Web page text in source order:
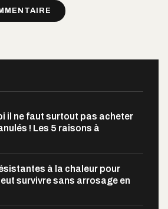
il ne faut surtout pas acheter
! Les 5 raisons à
à la chaleur pour
survivre sans arrosage en